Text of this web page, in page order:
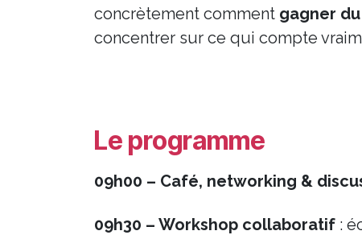
concrètement comment gagner
concentrer sur ce qui compte
Le programme
09h00 – Café, networking &
09h30 – Workshop collaboratif :